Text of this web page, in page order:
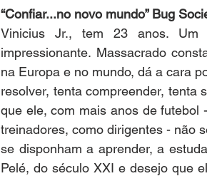
“Confiar...no novo mundo” Bug
Vinicius Jr., tem 23 anos. Um
impressionante. Massacrado
na Europa e no mundo, dá a cara
resolver, tenta compreender, tenta
que ele, com mais anos de futebol
treinadores, como dirigentes - não
se disponham a aprender, a
Pelé, do século XXI e desejo que